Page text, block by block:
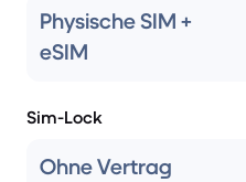
Physische SIM +
eSIM
Sim-Lock
Ohne Vertrag